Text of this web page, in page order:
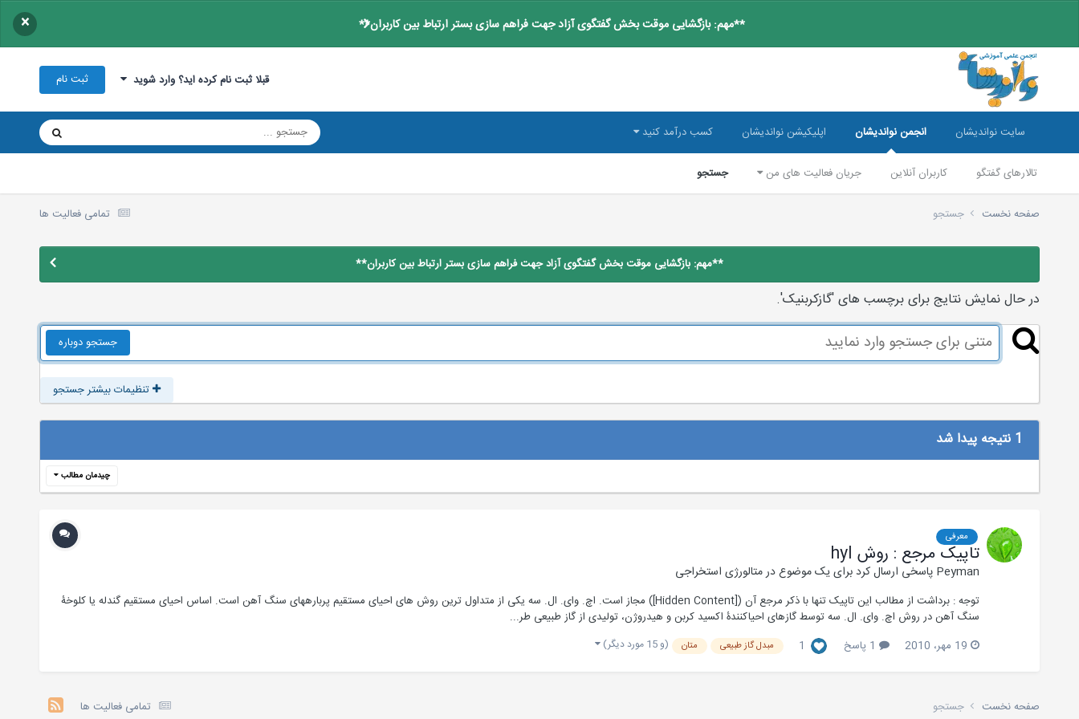
**مهم: بازگشایی موقت بخش گفتگوی آزاد جهت فراهم سازی بستر ارتباط بین کاربران** ×
قبلا ثبت نام کرده اید؟ وارد شوید ثبت نام
سایت نواندیشان انجمن نواندیشان
تالارهای گفتگو کاربران آنلاین جریان فعالیت های من جستجو
اپلیکیشن نواندیشان کسب درآمد کنید
تمامی فعالیت ها صفحه نخست جستجو
**مهم: بازگشایی موقت بخش گفتگوی آزاد جهت فراهم سازی بستر ارتباط بین کاربران**
در حال نمایش نتایج برای برچسب های 'گازکربنیک'.
جستجو دوباره
تنظیمات بیشتر جستجو
1 نتیجه پیدا شد
چیدمان مطالب
معرفی
تاپیک مرجع : روش hyl
Peyman پاسخی ارسال کرد برای یک موضوع درمتالورژی استخراجی
توجه : برداشت از مطالب این تاپیک تنها با ذکر مرجع آن ([Hidden Content]) مجاز است. اچ. وای. ال. سه یکی از متداول ترین روش های احیای مستقیم پرباره‎های سنگ آهن است. اساس احیای مستقیم گندله یا کلوخۀ
سنگ آهن در روش اچ. وای. ال. سه توسط گازهای احیاکنندۀ اکسید کربن و هیدروژن، تولیدی از گاز طبیعی طر...
19 مهر، 2010
1 پاسخ 1 مبدل گاز طبیعی متان (و 15 مورد دیگر)
تمامی فعالیت ها صفحه نخست جستجو